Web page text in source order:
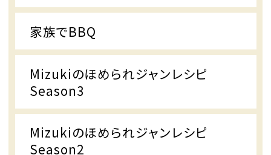
家族でBBQ
Mizukiのほめられジャンレシピ
Season3
Mizukiのほめられジャンレシピ
Season2